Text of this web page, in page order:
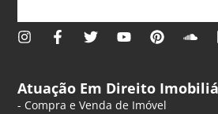
Atuação Em Direito
- Compra e Venda de Imóvel